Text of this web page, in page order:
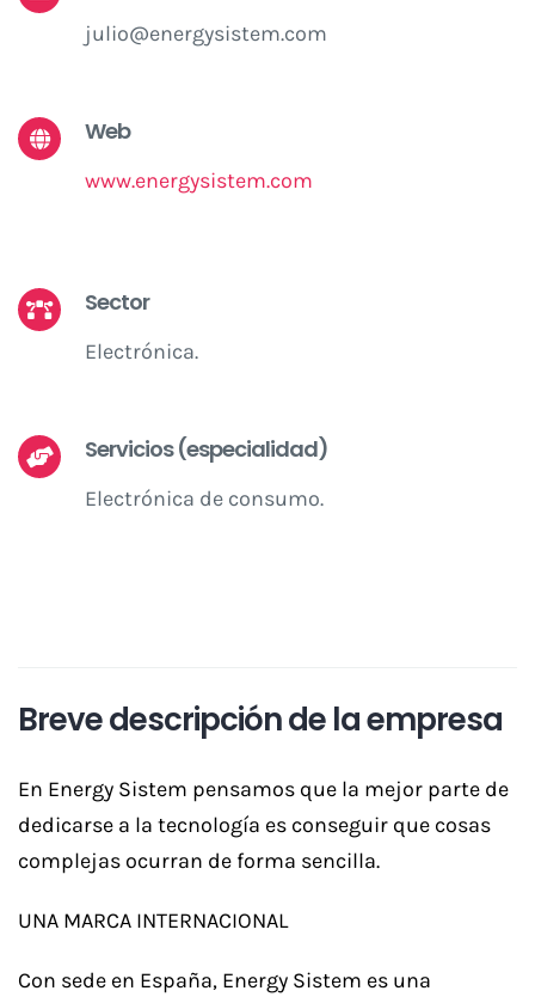
julio@energysistem.com
Web
www.energysistem.com
Sector
Electrónica.
Servicios (especialidad)
Electrónica de consumo.
Breve descripción de la empresa
En Energy Sistem pensamos que la mejor parte de
dedicarse a la tecnología es conseguir que cosas
complejas ocurran de forma sencilla.
UNA MARCA INTERNACIONAL
Con sede en España, Energy Sistem es una